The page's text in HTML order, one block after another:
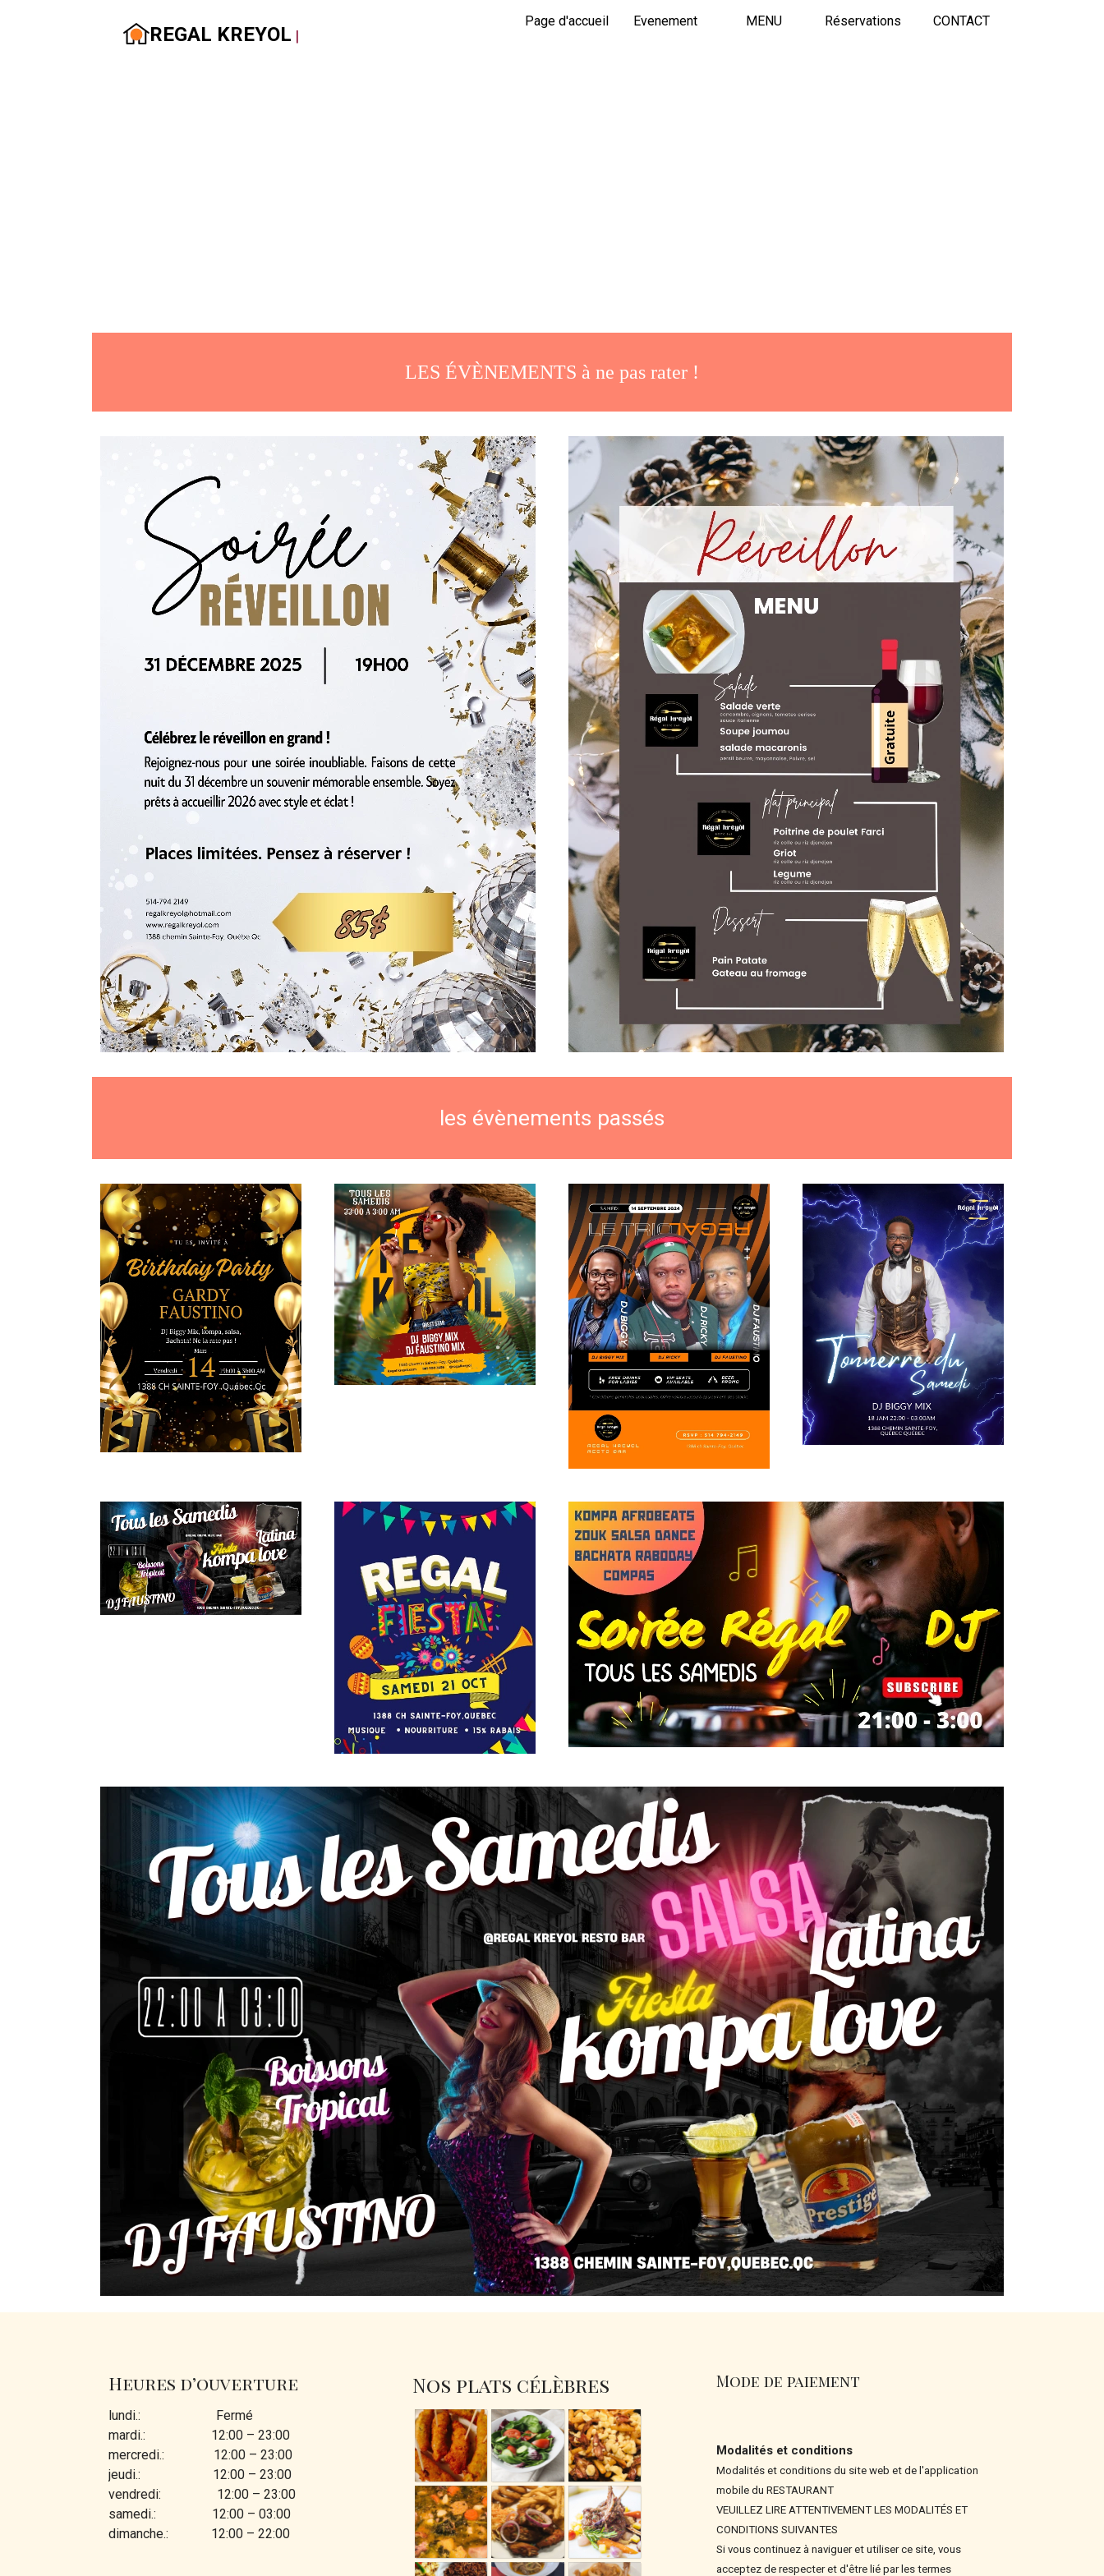
Page d'accueil Evenement MENU Réservations CONTACT
REGAL KREYOL |
LES ÉVÈNEMENTS à ne pas rater !
les évènements passés
Heures d’ouverture
lundi.: Fermé
mardi.: 12:00 – 23:00
mercredi.: 12:00 – 23:00
jeudi.: 12:00 – 23:00
vendredi: 12:00 – 23:00
samedi.: 12:00 – 03:00
dimanche.: 12:00 – 22:00
Nos plats célèbres Mode de paiement
Modalités et conditions
Modalités et conditions du site web et de l'application
mobile du RESTAURANT
VEUILLEZ LIRE ATTENTIVEMENT LES MODALITÉS ET
CONDITIONS SUIVANTES
Si vous continuez à naviguer et utiliser ce site, vous
acceptez de respecter et d'être lié par les termes